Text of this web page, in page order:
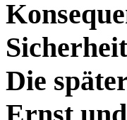
Die